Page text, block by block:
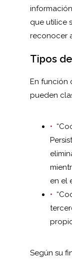
que utilice
reconocer
Tipos
En función
pueden
en el
Según su